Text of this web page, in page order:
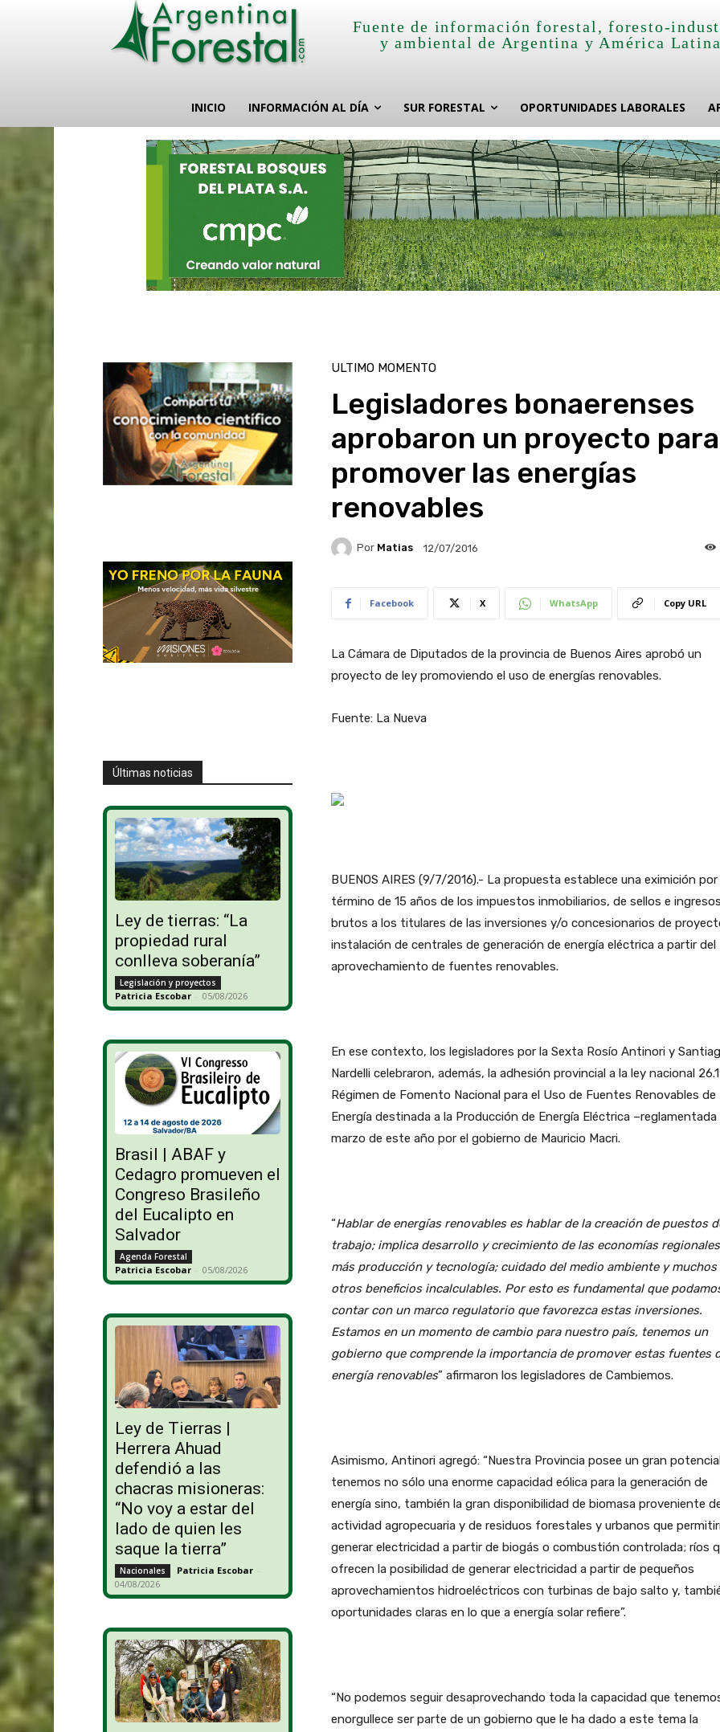
Fuente de información forestal, foresto-
y ambiental de Argentina y América
INICIO INFORMACIÓN AL DÍA SUR FORESTAL OPORTUNIDADES LABORALES
Últimas noticias
Ley de tierras: “La
propiedad rural
conlleva soberanía”
Legislación y proyectos
Patricia Escobar - 05/08/2026
Brasil | ABAF y
Cedagro promueven el
Congreso Brasileño
del Eucalipto en
Salvador
Agenda Forestal
Patricia Escobar - 05/08/2026
Ley de Tierras |
Herrera Ahuad
defendió a las
chacras misioneras:
“No voy a estar del
lado de quien les
saque la tierra”
Nacionales Patricia Escobar -
04/08/2026
ULTIMO MOMENTO
Legisladores bonaerenses
aprobaron un proyecto para
promover las energías
renovables
Por Matias 12/07/2016
Facebook X WhatsApp Copy URL
La Cámara de Diputados de la provincia de Buenos Aires aprobó un
proyecto de ley promoviendo el uso de energías renovables.
Fuente: La Nueva
BUENOS AIRES (9/7/2016).- La propuesta establece una eximición por
término de 15 años de los impuestos inmobiliarios, de sellos e
brutos a los titulares de las inversiones y/o concesionarios de
instalación de centrales de generación de energía eléctrica a partir del
aprovechamiento de fuentes renovables.
En ese contexto, los legisladores por la Sexta Rosío Antinori y
Nardelli celebraron, además, la adhesión provincial a la ley nacional
Régimen de Fomento Nacional para el Uso de Fuentes Renovables de
Energía destinada a la Producción de Energía Eléctrica –reglamentada
marzo de este año por el gobierno de Mauricio Macri.
“Hablar de energías renovables es hablar de la creación de puestos
trabajo; implica desarrollo y crecimiento de las economías
más producción y tecnología; cuidado del medio ambiente y muchos
otros beneficios incalculables. Por esto es fundamental que
contar con un marco regulatorio que favorezca estas inversiones.
Estamos en un momento de cambio para nuestro país, tenemos un
gobierno que comprende la importancia de promover estas fuentes
energía renovables” afirmaron los legisladores de Cambiemos.
Asimismo, Antinori agregó: “Nuestra Provincia posee un gran
tenemos no sólo una enorme capacidad eólica para la generación de
energía sino, también la gran disponibilidad de biomasa proveniente
actividad agropecuaria y de residuos forestales y urbanos que
generar electricidad a partir de biogás o combustión controlada; ríos
ofrecen la posibilidad de generar electricidad a partir de pequeños
aprovechamientos hidroeléctricos con turbinas de bajo salto y,
oportunidades claras en lo que a energía solar refiere”.
“No podemos seguir desaprovechando toda la capacidad que
enorgullece ser parte de un gobierno que le ha dado a este tema la